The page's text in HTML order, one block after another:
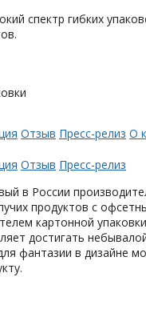
спектр гибких
Отзыв Пресс-релиз О
Отзыв Пресс-релиз
в России
продуктов с
картонной
достигать
фантазии в дизайне